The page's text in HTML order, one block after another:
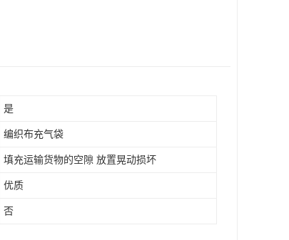
是
编织布充气袋
填充运输货物的空隙 放置晃动损坏
优质
否